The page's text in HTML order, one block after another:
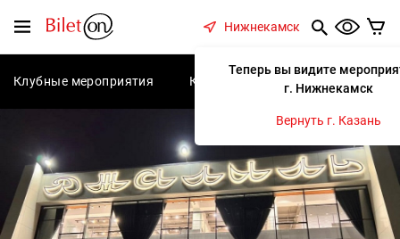
Меню
Нижнекамск
Теперь вы видите
г. Нижнекамск
Вернуть г. Казань
Клубные мероприятия Концерты Спектакли